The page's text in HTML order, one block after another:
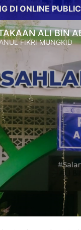
PUBLIC
ALI BIN
FIKRI MUNGKID